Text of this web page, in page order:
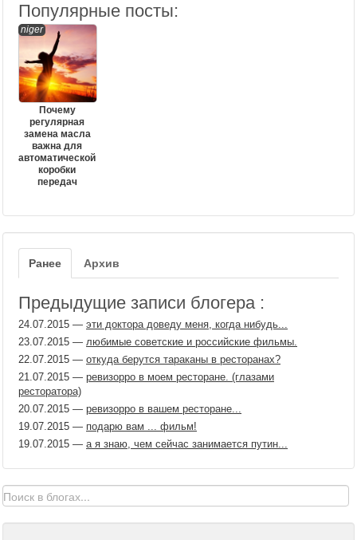
Популярные посты:
niger
Почему
регулярная
замена масла
важна для
автоматической
коробки
передач
Ранее Архив
Предыдущие записи блогера :
24.07.2015 — эти доктора доведу меня, когда нибудь...
23.07.2015 — любимые советские и российские фильмы.
22.07.2015 — откуда берутся тараканы в ресторанах?
21.07.2015 — ревизорро в моем ресторане. (глазами
ресторатора)
20.07.2015 — ревизорро в вашем ресторане...
19.07.2015 — подарю вам ... фильм!
19.07.2015 — а я знаю, чем сейчас занимается путин...